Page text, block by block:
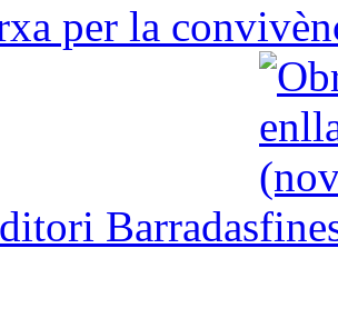
per la
Barradas